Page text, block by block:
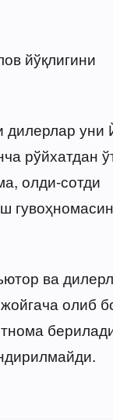
йўқлигини
дилерлар
рўйхатдан
олди-сотди
ва
олиб